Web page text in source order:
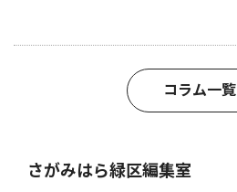
コラム一覧
さがみはら緑区編集室